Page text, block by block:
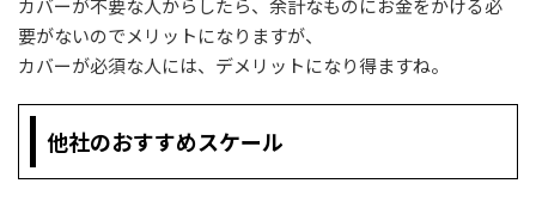
カバーが不要な人からしたら、余計なものにお金をかける必
要がないのでメリットになりますが、
カバーが必須な人には、デメリットになり得ますね。
他社のおすすめスケール